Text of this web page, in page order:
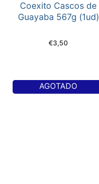
Coexito Cascos de
Guayaba 567g (1ud)
€3,50
AGOTADO